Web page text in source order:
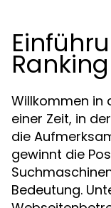
Ranking
Willkommen in
einer Zeit, in
die
gewinnt die
Bedeutung.